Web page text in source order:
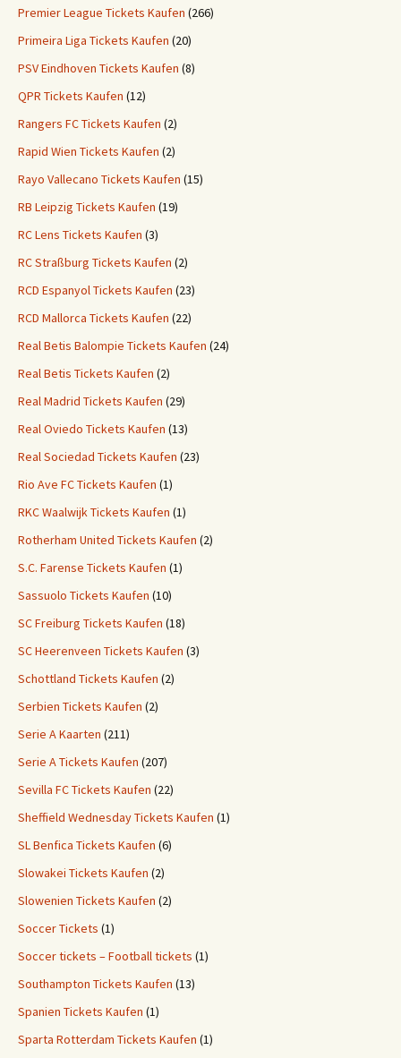
Premier League Tickets Kaufen (266)
Primeira Liga Tickets Kaufen (20)
PSV Eindhoven Tickets Kaufen (8)
QPR Tickets Kaufen (12)
Rangers FC Tickets Kaufen (2)
Rapid Wien Tickets Kaufen (2)
Rayo Vallecano Tickets Kaufen (15)
RB Leipzig Tickets Kaufen (19)
RC Lens Tickets Kaufen (3)
RC Straßburg Tickets Kaufen (2)
RCD Espanyol Tickets Kaufen (23)
RCD Mallorca Tickets Kaufen (22)
Real Betis Balompie Tickets Kaufen (24)
Real Betis Tickets Kaufen (2)
Real Madrid Tickets Kaufen (29)
Real Oviedo Tickets Kaufen (13)
Real Sociedad Tickets Kaufen (23)
Rio Ave FC Tickets Kaufen (1)
RKC Waalwijk Tickets Kaufen (1)
Rotherham United Tickets Kaufen (2)
S.C. Farense Tickets Kaufen (1)
Sassuolo Tickets Kaufen (10)
SC Freiburg Tickets Kaufen (18)
SC Heerenveen Tickets Kaufen (3)
Schottland Tickets Kaufen (2)
Serbien Tickets Kaufen (2)
Serie A Kaarten (211)
Serie A Tickets Kaufen (207)
Sevilla FC Tickets Kaufen (22)
Sheffield Wednesday Tickets Kaufen (1)
SL Benfica Tickets Kaufen (6)
Slowakei Tickets Kaufen (2)
Slowenien Tickets Kaufen (2)
Soccer Tickets (1)
Soccer tickets – Football tickets (1)
Southampton Tickets Kaufen (13)
Spanien Tickets Kaufen (1)
Sparta Rotterdam Tickets Kaufen (1)